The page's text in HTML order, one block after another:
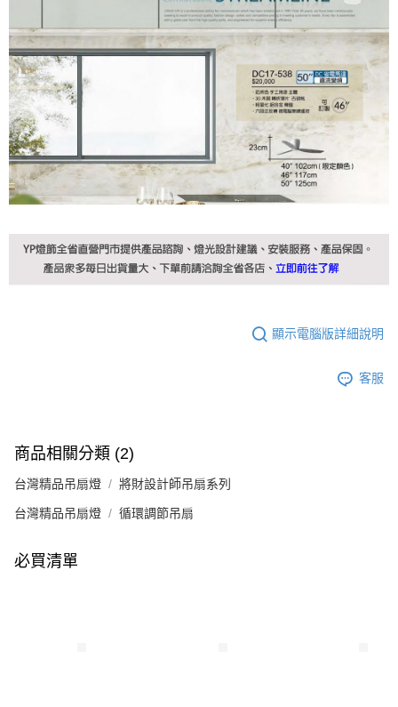
顯示電腦版詳細說明
客服
商品相關分類 (2)
台灣精品吊扇燈 將財設計師吊扇系列
台灣精品吊扇燈 循環調節吊扇
必買清單